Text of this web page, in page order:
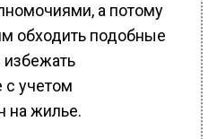
а потому
обходить подобные
с учетом
на жилье.